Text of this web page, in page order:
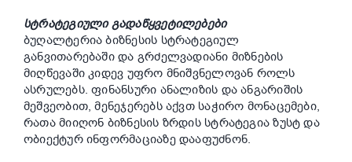
სტრატეგიული გადაწყვეტილებები
ბუღალტერია ბიზნესის სტრატეგიულ
განვითარებაში და გრძელვადიანი მიზნების
მიღწევაში კიდევ უფრო მნიშვნელოვან როლს
ასრულებს. ფინანსური ანალიზის და ანგარიშის
მეშვეობით, მენეჯერებს აქვთ საჭირო მონაცემები,
რათა მიიღონ ბიზნესის ზრდის სტრატეგია ზუსტ და
ობიექტურ ინფორმაციაზე დააფუძნონ.